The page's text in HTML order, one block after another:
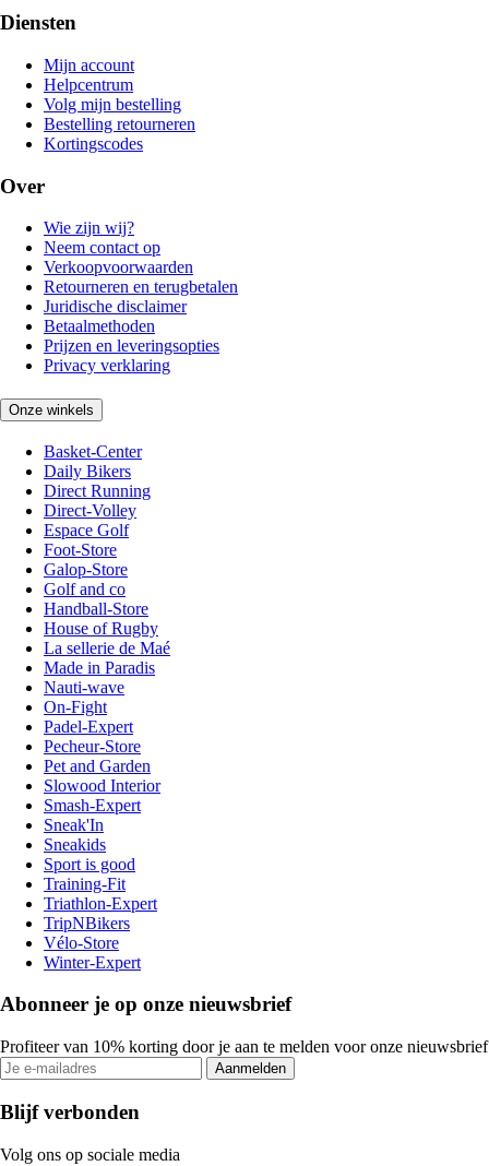
Diensten
Mijn account
Helpcentrum
Volg mijn bestelling
Bestelling retourneren
Kortingscodes
Over
Wie zijn wij?
Neem contact op
Verkoopvoorwaarden
Retourneren en terugbetalen
Juridische disclaimer
Betaalmethoden
Prijzen en leveringsopties
Privacy verklaring
Onze winkels
Basket-Center
Daily Bikers
Direct Running
Direct-Volley
Espace Golf
Foot-Store
Galop-Store
Golf and co
Handball-Store
House of Rugby
La sellerie de Maé
Made in Paradis
Nauti-wave
On-Fight
Padel-Expert
Pecheur-Store
Pet and Garden
Slowood Interior
Smash-Expert
Sneak'In
Sneakids
Sport is good
Training-Fit
Triathlon-Expert
TripNBikers
Vélo-Store
Winter-Expert
Abonneer je op onze nieuwsbrief
Profiteer van 10% korting door je aan te melden voor onze nieuwsbrief
Aanmelden
Blijf verbonden
Volg ons op sociale media